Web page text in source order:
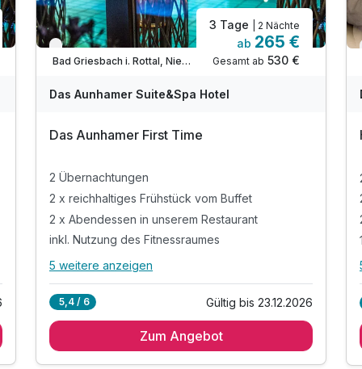
Verfügbar bis Dezember
Bad Griesbach i. Rottal, Niederbayern
3 Tage | 2 Nächte
ab 265 €
Gesamt ab 530 €
Das Aunhamer Suite&Spa Hotel
Das Aunhamer First Time
2 Übernachtungen
2 x reichhaltiges Frühstück vom Buffet
2 x Abendessen in unserem Restaurant
inkl. Nutzung des Fitnessraumes
Alle Inklusivleistungen
2 x reichhaltiges Frühstück vom Buffet
5 weitere anzeigen
5,4 / 6 Gültig bis 23.12.2026
Zum Angebot